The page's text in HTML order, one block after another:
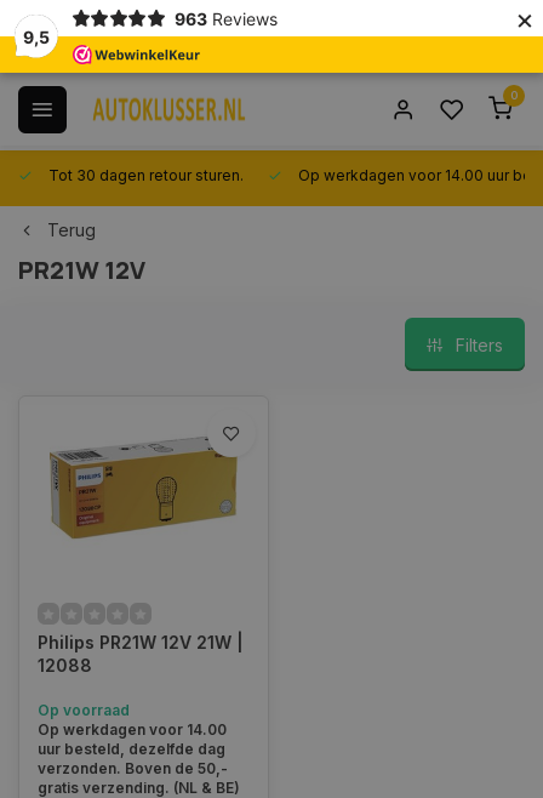
9,5
963 Reviews ×
0
Tot 30 dagen retour sturen. Op werkdagen voor 14.00 uur
Terug
PR21W 12V
Filters
Philips PR21W 12V 21W |
12088
Op voorraad
Op werkdagen voor 14.00
uur besteld, dezelfde dag
verzonden. Boven de 50,-
gratis verzending. (NL & BE)